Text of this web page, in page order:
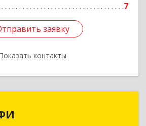
7
заявку
контакты
заявку
Назад